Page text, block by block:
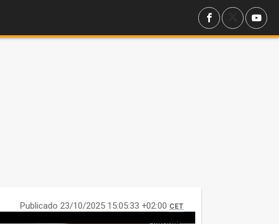
Publicado 23/10/2025 15:05:33 +02:00 CET